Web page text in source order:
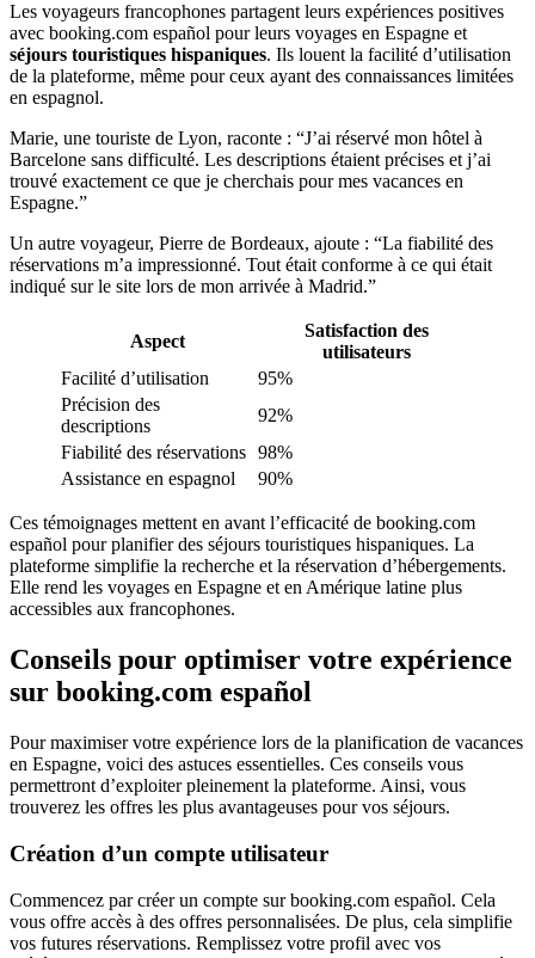
Les voyageurs francophones partagent leurs expériences positives
avec booking.com español pour leurs voyages en Espagne et
séjours touristiques hispaniques. Ils louent la facilité d’utilisation
de la plateforme, même pour ceux ayant des connaissances limitées
en espagnol.
Marie, une touriste de Lyon, raconte : “J’ai réservé mon hôtel à
Barcelone sans difficulté. Les descriptions étaient précises et j’ai
trouvé exactement ce que je cherchais pour mes vacances en
Espagne.”
Un autre voyageur, Pierre de Bordeaux, ajoute : “La fiabilité des
réservations m’a impressionné. Tout était conforme à ce qui était
indiqué sur le site lors de mon arrivée à Madrid.”
Aspect
Satisfaction des
utilisateurs
Facilité d’utilisation
95%
Précision des
descriptions
92%
Fiabilité des réservations 98%
Assistance en espagnol
90%
Ces témoignages mettent en avant l’efficacité de booking.com
español pour planifier des séjours touristiques hispaniques. La
plateforme simplifie la recherche et la réservation d’hébergements.
Elle rend les voyages en Espagne et en Amérique latine plus
accessibles aux francophones.
Conseils pour optimiser votre expérience
sur booking.com español
Pour maximiser votre expérience lors de la planification de vacances
en Espagne, voici des astuces essentielles. Ces conseils vous
permettront d’exploiter pleinement la plateforme. Ainsi, vous
trouverez les offres les plus avantageuses pour vos séjours.
Création d’un compte utilisateur
Commencez par créer un compte sur booking.com español. Cela
vous offre accès à des offres personnalisées. De plus, cela simplifie
vos futures réservations. Remplissez votre profil avec vos